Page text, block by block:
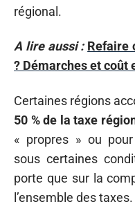
régional.
A lire aussi : Refaire
? Démarches et coût
Certaines régions
50 % de la taxe
« propres » ou pour
sous certaines
porte que sur la
l’ensemble des taxes.